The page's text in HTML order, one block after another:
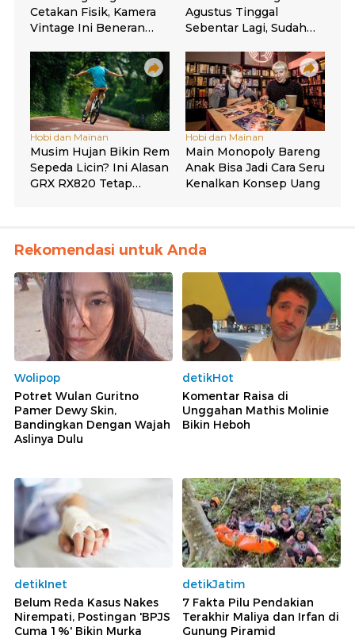
Rekomendasi untuk Anda
Wolipop
Potret Wulan Guritno
Pamer Dewy Skin,
Bandingkan Dengan Wajah
Aslinya Dulu
detikHot
Komentar Raisa di
Unggahan Mathis Molinie
Bikin Heboh
detikInet
Belum Reda Kasus Nakes
Nirempati, Postingan 'BPJS
Cuma 1%' Bikin Murka
detikJatim
7 Fakta Pilu Pendakian
Terakhir Maliya dan Irfan di
Gunung Piramid